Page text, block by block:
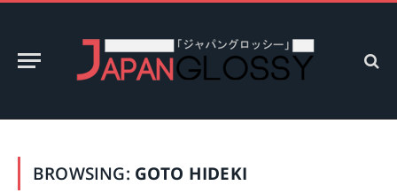
BROWSING: GOTO HIDEKI